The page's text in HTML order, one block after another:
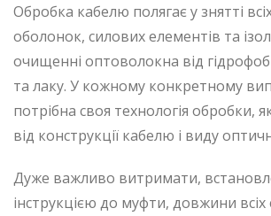
Обробка кабелю полягає у знятті
оболонок, силових елементів та
очищенні оптоволокна від
та лаку. У кожному конкретному
потрібна своя технологія обробки,
від конструкції кабелю і виду
Дуже важливо витримати,
інструкцією до муфти, довжини всіх